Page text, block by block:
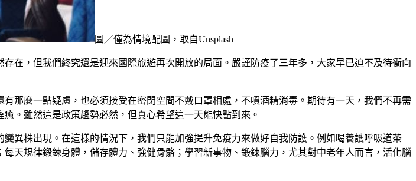
圖／僅為情境配圖，取自Unsplash
在，但我們終究還是迎來國際旅遊再次開放的局面。嚴謹防疫了三年多，大家早已迫不及待衝向
那麼一點疑慮，也必須接受在密閉空間不戴口罩相處，不噴酒精消毒。期待有一天，我們不再需
。雖然這是政策趨勢必然，但真心希望這一天能快點到來。
異株出現。在這樣的情況下，我們只能加強提升免疫力來做好自我防護。例如喝養護呼吸道茶
天規律鍛鍊身體，儲存體力、強健骨骼；學習新事物、鍛鍊腦力，尤其對中老年人而言，活化腦